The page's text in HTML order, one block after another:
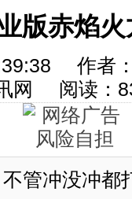
版赤焰
作者
网 阅读：
管冲没冲都